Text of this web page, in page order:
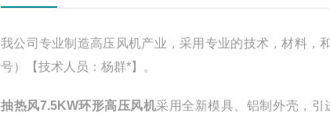
我公司专业制造高压风机产业，采用专业的技术，材料，
号）【技术人员：杨群*】。
抽热风7.5KW环形高压风机采用全新模具、铝制外壳，